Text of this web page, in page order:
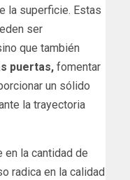
la superficie. Estas
ser
que también
puertas, fomentar
un sólido
la trayectoria
en la cantidad de
radica en la calidad